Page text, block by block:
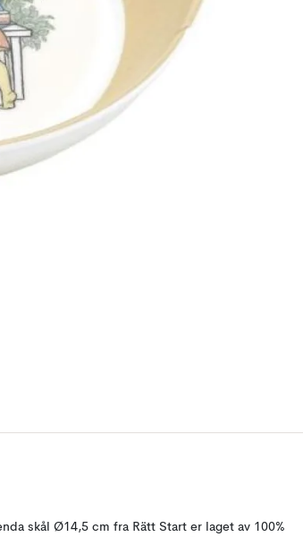
skål Ø14,5 cm fra Rätt Start er laget av 100%